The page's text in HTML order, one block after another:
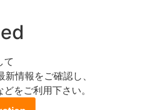
て
情報をご確認し、
をご利用下さい。